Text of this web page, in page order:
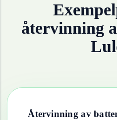
återvinning
Återvinning av